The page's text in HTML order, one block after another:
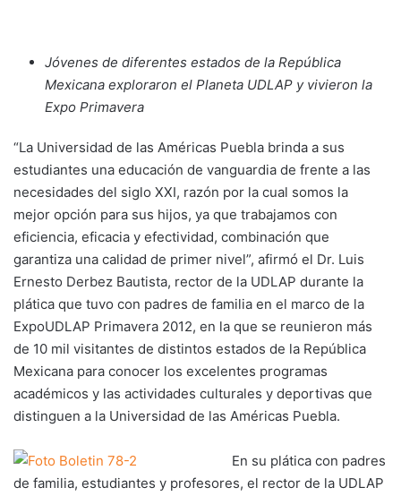
Jóvenes de diferentes estados de la República
Mexicana exploraron el Planeta UDLAP y vivieron la
Expo Primavera
“La Universidad de las Américas Puebla brinda a sus
estudiantes una educación de vanguardia de frente a las
necesidades del siglo XXI, razón por la cual somos la
mejor opción para sus hijos, ya que trabajamos con
eficiencia, eficacia y efectividad, combinación que
garantiza una calidad de primer nivel”, afirmó el Dr. Luis
Ernesto Derbez Bautista, rector de la UDLAP durante la
plática que tuvo con padres de familia en el marco de la
ExpoUDLAP Primavera 2012, en la que se reunieron más
de 10 mil visitantes de distintos estados de la República
Mexicana para conocer los excelentes programas
académicos y las actividades culturales y deportivas que
distinguen a la Universidad de las Américas Puebla.
En su plática con padres
de familia, estudiantes y profesores, el rector de la UDLAP